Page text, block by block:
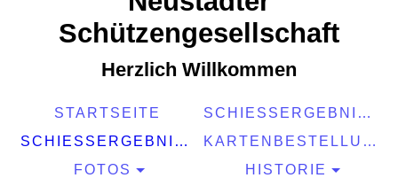
Schützengesellschaft
Herzlich Willkommen
STARTSEITE
SCHIESSERGEBNISSE 2025
SCHIESSERGEBNISSE 2026
KARTENBESTELLUNG 2026
FOTOS
HISTORIE